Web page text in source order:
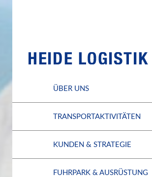
ÜBER UNS
TRANSPORTAKTIVITÄTEN
KUNDEN & STRATEGIE
FUHRPARK & AUSRÜSTUNG